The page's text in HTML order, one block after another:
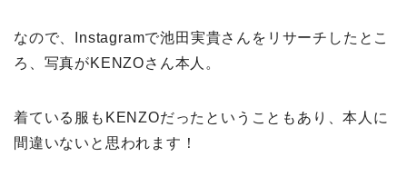
なので、Instagramで池田実貴さんをリサーチしたとこ
ろ、写真がKENZOさん本人。
着ている服もKENZOだったということもあり、本人に
間違いないと思われます！